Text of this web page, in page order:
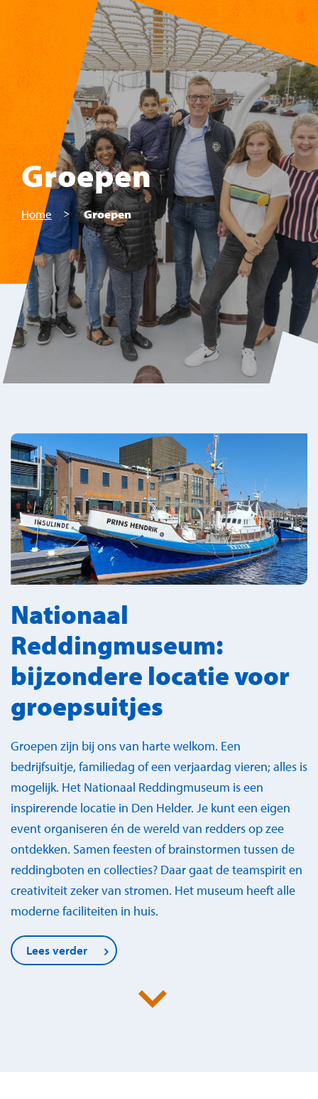
Skip to main content
Groepen
Home Groepen
Nationaal
Reddingmuseum:
bijzondere locatie voor
groepsuitjes
Groepen zijn bij ons van harte welkom. Een
bedrijfsuitje, familiedag of een verjaardag vieren; alles is
mogelijk. Het Nationaal Reddingmuseum is een
inspirerende locatie in Den Helder. Je kunt een eigen
event organiseren én de wereld van redders op zee
ontdekken. Samen feesten of brainstormen tussen de
reddingboten en collecties? Daar gaat de teamspirit en
creativiteit zeker van stromen. Het museum heeft alle
moderne faciliteiten in huis.
Lees verder